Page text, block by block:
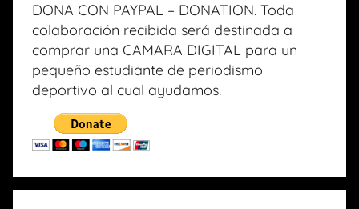
DONA CON PAYPAL – DONATION. Toda
colaboración recibida será destinada a
comprar una CAMARA DIGITAL para un
pequeño estudiante de periodismo
deportivo al cual ayudamos.